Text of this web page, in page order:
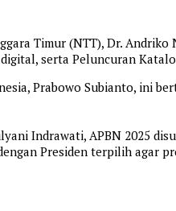
Timur (NTT), Dr.
serta Peluncuran
Prabowo Subianto, ini
Indrawati, APBN 2025
Presiden terpilih agar